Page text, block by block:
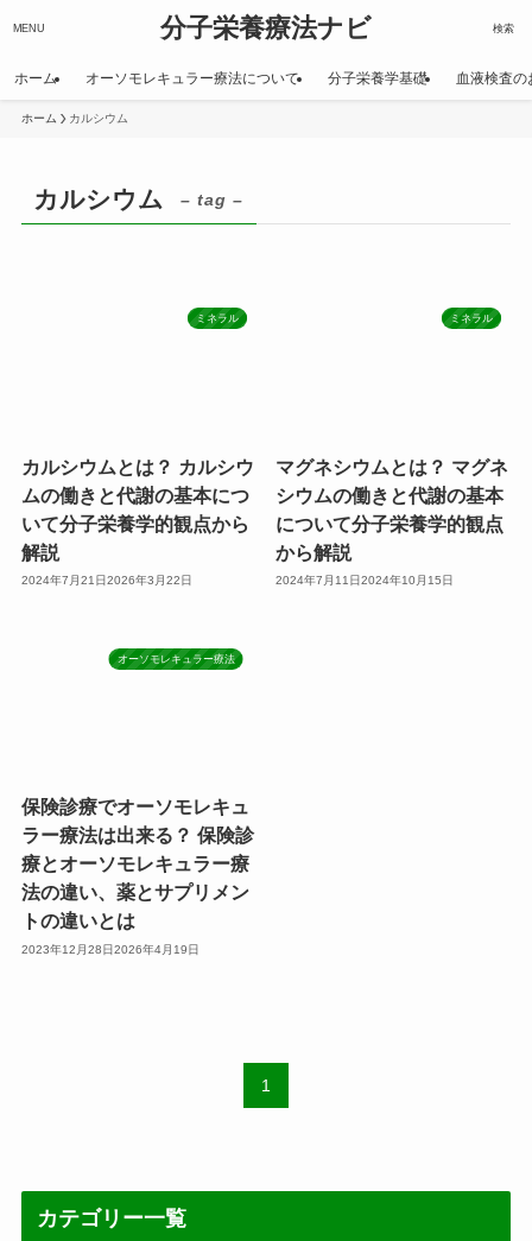
分子栄養療法ナビ 検索
MENU
ホーム オーソモレキュラー療法について 分子栄養学基礎 血液検査の
ホーム カルシウム
カルシウム – tag –
ミネラル
カルシウムとは？ カルシウ
ムの働きと代謝の基本につ
いて分子栄養学的観点から
解説
2024年7月21日2026年3月22日
ミネラル
マグネシウムとは？ マグネ
シウムの働きと代謝の基本
について分子栄養学的観点
から解説
2024年7月11日2024年10月15日
オーソモレキュラー療法
保険診療でオーソモレキュ
ラー療法は出来る？ 保険診
療とオーソモレキュラー療
法の違い、薬とサプリメン
トの違いとは
2023年12月28日2026年4月19日
1
カテゴリー一覧